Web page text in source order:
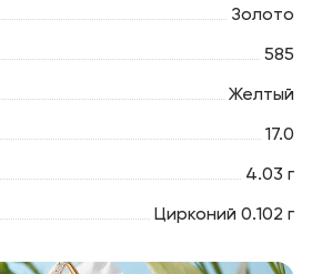
Золото
585
Желтый
17.0
4.03 г
Цирконий 0.102 г